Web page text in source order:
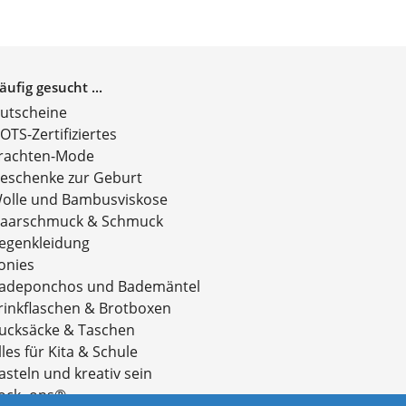
gesucht ...
Zertifiziertes
Mode
zur Geburt
und Bambusviskose
& Schmuck
und Bademäntel
& Brotboxen
& Taschen
für Kita & Schule
und kreativ sein
ons®